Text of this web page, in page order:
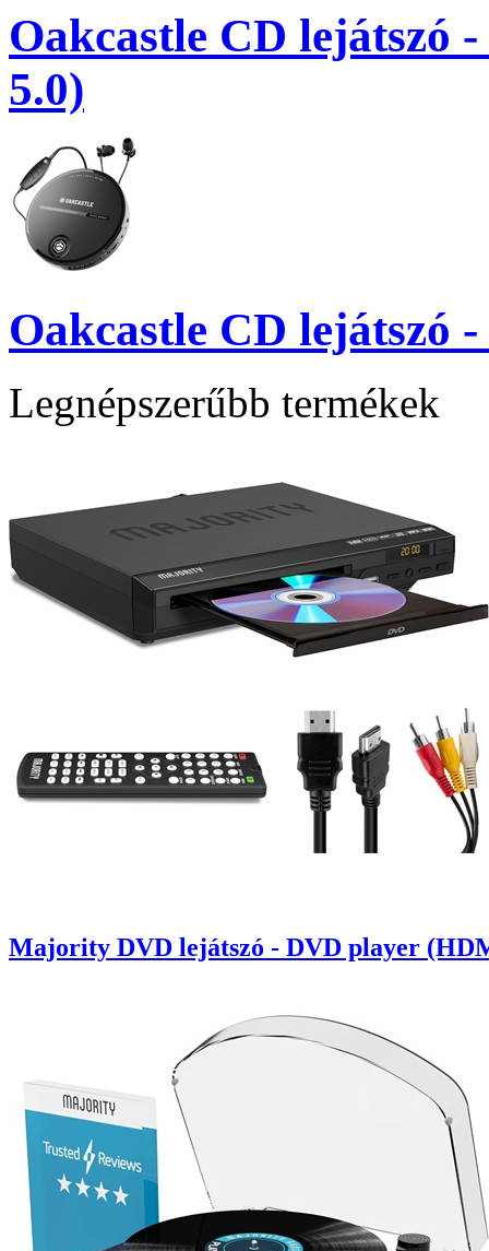
Oakcastle CD lejátszó
5.0)
Oakcastle CD lejátszó
Legnépszerűbb termékek
Majority DVD lejátszó - DVD player